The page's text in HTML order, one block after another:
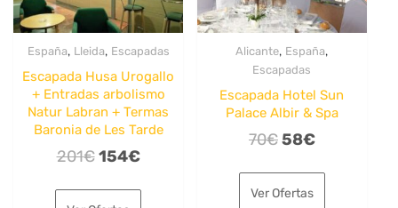
España, Lleida, Escapadas
Escapada Husa Urogallo
+ Entradas arbolismo
Natur Labran + Termas
Baronia de Les Tarde
201€ El
original
154€El
Alicante, España,
Escapadas
Escapada Hotel Sun
Palace Albir & Spa
70€El
original
58€El
Ver Ofertas